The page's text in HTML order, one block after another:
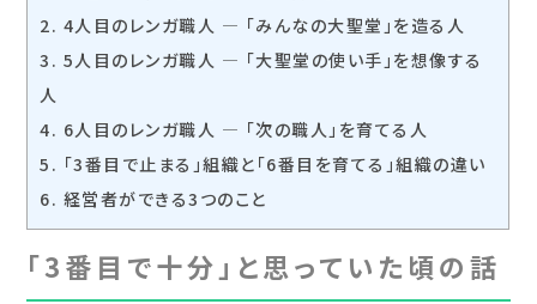
2. 4人目のレンガ職人 — 「みんなの大聖堂」を造る人
3. 5人目のレンガ職人 — 「大聖堂の使い手」を想像する
人
4. 6人目のレンガ職人 — 「次の職人」を育てる人
5. 「3番目で止まる」組織と「6番目を育てる」組織の違い
6. 経営者ができる3つのこと
「3番目で十分」と思っていた頃の話